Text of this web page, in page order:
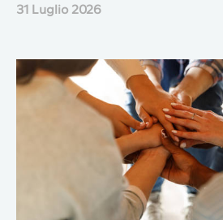
31 Luglio 2026